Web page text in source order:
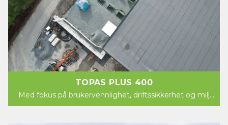
TOPAS PLUS 400
Med fokus på brukervennlighet, driftssikkerhet og miljø
kommer nå Norsk Miljøservice AS med et...